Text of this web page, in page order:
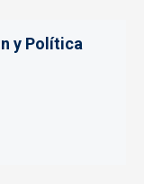
y Política